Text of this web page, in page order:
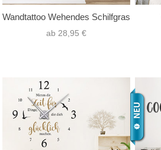
Wandtattoo Wehendes Schilfgras
ab 28,95 €